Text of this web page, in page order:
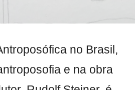
no Brasil,
e na obra